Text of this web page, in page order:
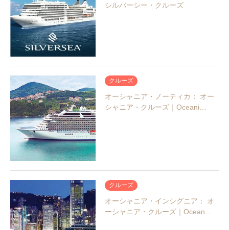
シルバーシー・クルーズ
クルーズ
オーシャニア・ノーティカ： オー
シャニア・クルーズ｜Oceani…
クルーズ
オーシャニア・インシグニア： オ
ーシャニア・クルーズ｜Ocean…